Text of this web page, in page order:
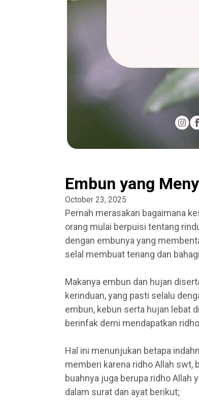
Embun yang
October 23, 2025
Pernah merasakan bagaimana
orang mulai berpuisi tentang
dengan embunya yang
selal membuat tenang dan
Makanya embun dan hujan
kerinduan, yang pasti selalu
embun, kebun serta hujan lebat
berinfak demi mendapatkan
Hal ini menunjukan betapa
memberi karena ridho Allah swt,
buahnya juga berupa ridho Allah
dalam surat dan ayat berikut;